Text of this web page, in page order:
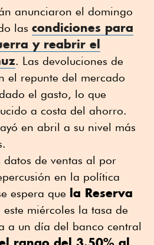
anunciaron el domingo
las condiciones para
y reabrir el
. Las devoluciones de
el repunte del mercado
el gasto, lo que
a costa del ahorro.
en abril a su nivel más
datos de ventas al por
en la política
espera que la Reserva
este miércoles la tasa de
a un día del banco central